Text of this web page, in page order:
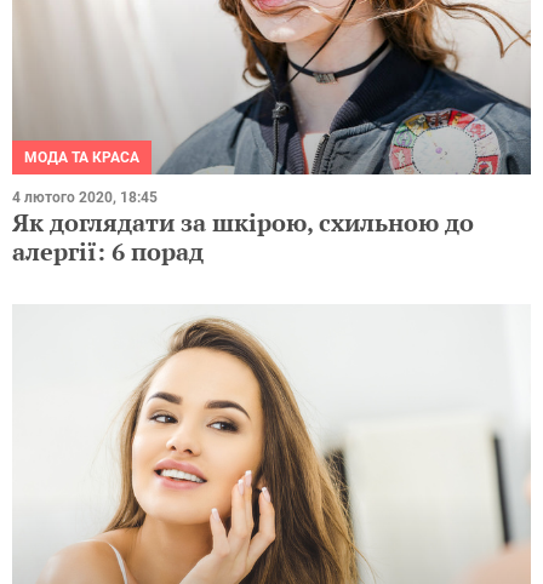
МОДА ТА КРАСА
4 лютого 2020, 18:45
Як доглядати за шкірою, схильною до
алергії: 6 порад